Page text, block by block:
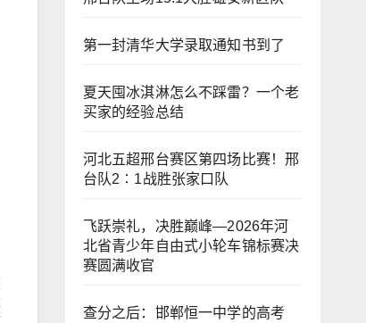
第一封清华大学录取通知书到了
夏天囤冰淇淋怎么不踩雷？一个老
买家的经验总结
河北五超邢台赛区第四场比赛！邢
台队2∶1战胜张家口队
飞跃崇礼，决胜巅峰—2026年河
北省青少年自由式小轮车锦标赛决
赛圆满收官
查分之后：邯郸恒一中学的高考